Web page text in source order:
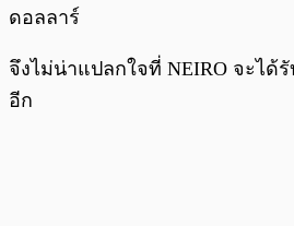
ดอลลาร์
จึงไม่น่าแปลกใจที่ NEIRO จะได้
อีก